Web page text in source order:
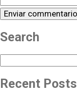
Search
Recent Posts